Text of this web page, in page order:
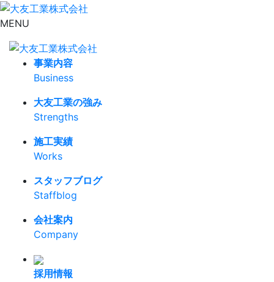
MENU
事業内容
Business
大友工業の強み
Strengths
施工実績
Works
スタッフブログ
Staffblog
会社案内
Company
採用情報